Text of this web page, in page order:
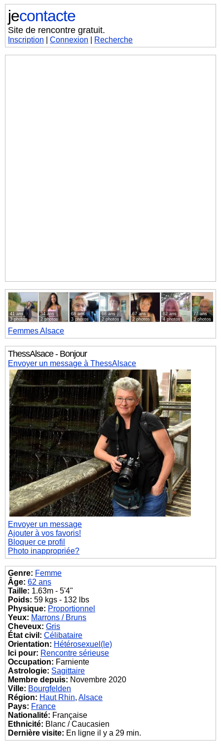
jecontacte
Site de rencontre gratuit.
Inscription |Connexion Recherche
41 ans
3 photos
34 ans
2 photos
68 ans
3 photos
68 ans
2 photos
67 ans
2 photos
62 ans
4 photos
77 ans
3 photos
FemmesAlsace
ThessAlsace - Bonjour
Envoyer un message à ThessAlsace
Envoyer un message
Ajouter à vos favoris!
Bloquer ce profil
Photo inappropriée?
Genre: Femme
Âge: 62 ans
Taille: 1.63m - 5'4"
Poids: 59 kgs - 132 lbs
Physique: Proportionnel
Yeux: Marrons / Bruns
Cheveux: Gris
État civil: Célibataire
Orientation: Hétérosexuel(le)
Ici pour: Rencontre sérieuse
Occupation: Farniente
Astrologie: Sagittaire
Membre depuis: Novembre 2020
Ville: Bourgfelden
Région: Haut Rhin,Alsace
Pays: France
Nationalité: Française
Ethnicité: Blanc / Caucasien
Dernière visite: En ligne il y a 29 min.